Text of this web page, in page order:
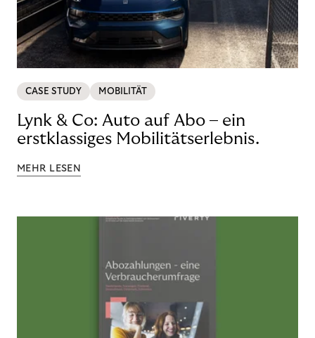
CASE STUDY MOBILITÄT
Lynk & Co: Auto auf Abo – ein
erstklassiges Mobilitätserlebnis.
MEHR LESEN